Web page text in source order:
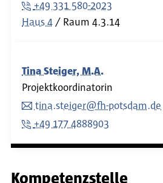
+49 331 580-2023
Haus 4
Raum 4.3.14
Tina Steiger, M.A.
Projektkoordinatorin
tina.steiger@fh-potsdam.de
+49 177 4888903
Kompetenzstelle